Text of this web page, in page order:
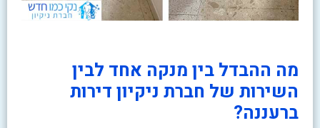
מה ההבדל בין מנקה אחד לבין
השירות של חברת ניקיון דירות
ברעננה?